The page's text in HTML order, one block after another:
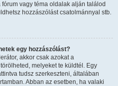
vagy téma oldalak alján találod
hozzászólást csatolmánnyal stb.
egy hozzászólást?
akkor csak azokat a
melyeket te küldtél. Egy
tudsz szerkeszteni, általában
Abban az esetben, ha valaki